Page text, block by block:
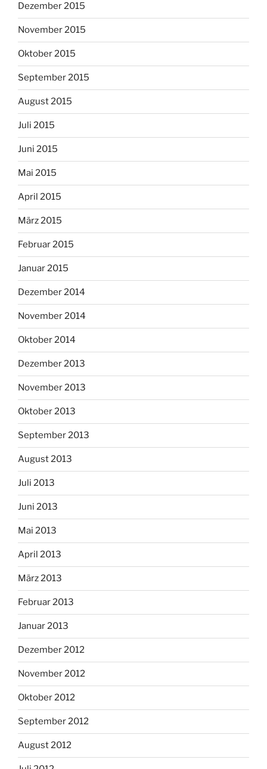
Dezember 2015
November 2015
Oktober 2015
September 2015
August 2015
Juli 2015
Juni 2015
Mai 2015
April 2015
März 2015
Februar 2015
Januar 2015
Dezember 2014
November 2014
Oktober 2014
Dezember 2013
November 2013
Oktober 2013
September 2013
August 2013
Juli 2013
Juni 2013
Mai 2013
April 2013
März 2013
Februar 2013
Januar 2013
Dezember 2012
November 2012
Oktober 2012
September 2012
August 2012